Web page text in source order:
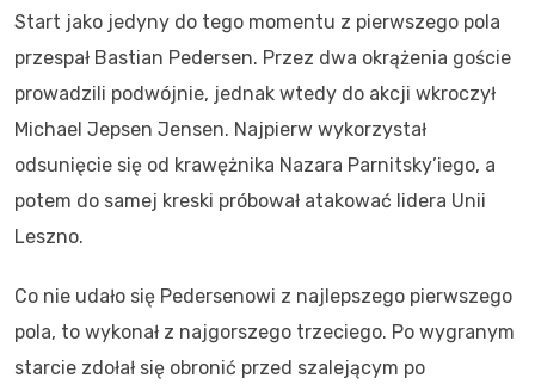
Start jako jedyny do tego momentu z pierwszego pola
przespał Bastian Pedersen. Przez dwa okrążenia goście
prowadzili podwójnie, jednak wtedy do akcji wkroczył
Michael Jepsen Jensen. Najpierw wykorzystał
odsunięcie się od krawężnika Nazara Parnitsky’iego, a
potem do samej kreski próbował atakować lidera Unii
Leszno.
Co nie udało się Pedersenowi z najlepszego pierwszego
pola, to wykonał z najgorszego trzeciego. Po wygranym
starcie zdołał się obronić przed szalejącym po